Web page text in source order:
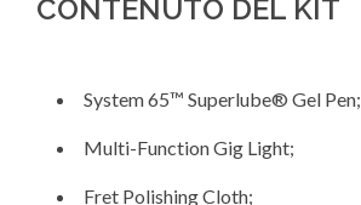
CONTENUTO DEL KIT
System 65™ Superlube® Gel Pen;
Multi-Function Gig Light;
Fret Polishing Cloth;